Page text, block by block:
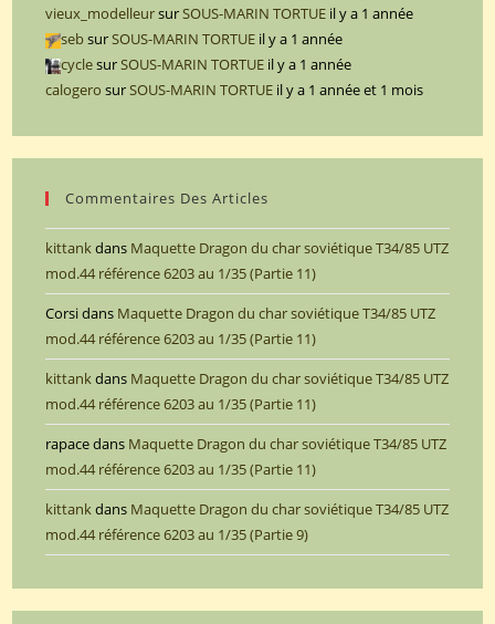
vieux_modelleursurSOUS-MARIN TORTUE il y a 1 année
sebsurSOUS-MARIN TORTUE il y a 1 année
cyclesurSOUS-MARIN TORTUE il y a 1 année
calogero surSOUS-MARIN TORTUE il y a 1 année et 1 mois
Commentaires Des Articles
kittankdans Maquette Dragon du char soviétique T34/85 UTZ
mod.44 référence 6203 au 1/35 (Partie 11)
Corsidans Maquette Dragon du char soviétique T34/85 UTZ
mod.44 référence 6203 au 1/35 (Partie 11)
kittankdans Maquette Dragon du char soviétique T34/85 UTZ
mod.44 référence 6203 au 1/35 (Partie 11)
rapacedans Maquette Dragon du char soviétique T34/85 UTZ
mod.44 référence 6203 au 1/35 (Partie 11)
kittankdans Maquette Dragon du char soviétique T34/85 UTZ
mod.44 référence 6203 au 1/35 (Partie 9)